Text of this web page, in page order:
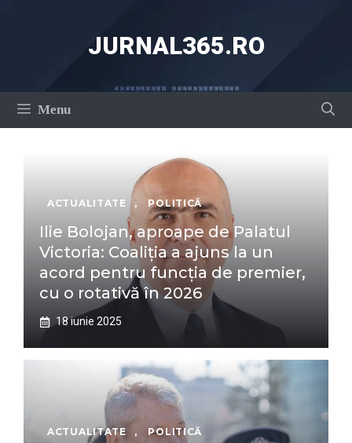
JURNAL365.RO
Menu
ACTUALITATE , POLITICĂ
Ilie Bolojan, aproape de Palatul
Victoria: Coaliția a ajuns la un
acord pentru funcția de premier,
cu o rotativă în 2026
18 iunie 2025
ACTUALITATE , POLITICĂ